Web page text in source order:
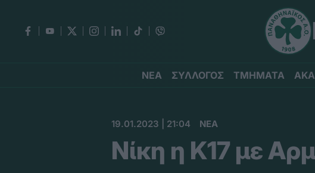
ΝΕΑ ΣΥΛΛΟΓΟΣ ΤΜΗΜΑΤΑ
19.01.2023 | 21:04 ΝΕΑ
Νίκη η Κ17 με